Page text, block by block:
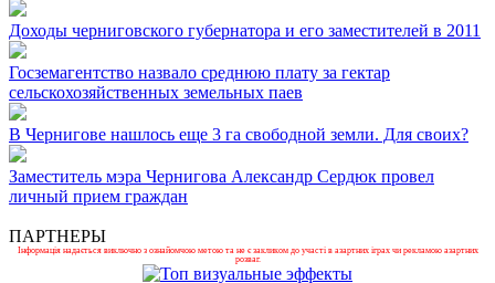
Доходы черниговского губернатора и его заместителей в 2011
Госземагентство назвало среднюю плату за гектар
сельскохозяйственных земельных паев
В Чернигове нашлось еще 3 га свободной земли. Для своих?
Заместитель мэра Чернигова Александр Сердюк провел
личный прием граждан
ПАРТНЕРЫ
Інформація надається виключно з ознайомчою метою та не є закликом до участі в азартних іграх чи рекламою азартних
розваг.